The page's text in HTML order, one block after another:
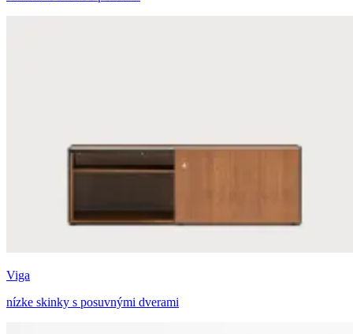
Viga
nízke skinky s posuvnými dverami